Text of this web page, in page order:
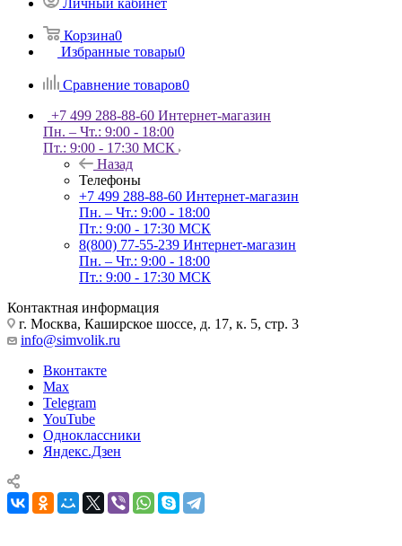
Личный кабинет
Корзина0
Избранные товары0
Сравнение товаров0
+7 499 288-88-60 Интернет-магазин
Пн. – Чт.: 9:00 - 18:00
Пт.: 9:00 - 17:30 МСК
Назад
Телефоны
+7 499 288-88-60 Интернет-магазин
Пн. – Чт.: 9:00 - 18:00
Пт.: 9:00 - 17:30 МСК
8(800) 77-55-239 Интернет-магазин
Пн. – Чт.: 9:00 - 18:00
Пт.: 9:00 - 17:30 МСК
Контактная информация
г. Москва, Каширское шоссе, д. 17, к. 5, стр. 3
info@simvolik.ru
Вконтакте
Max
Telegram
YouTube
Одноклассники
Яндекс.Дзен